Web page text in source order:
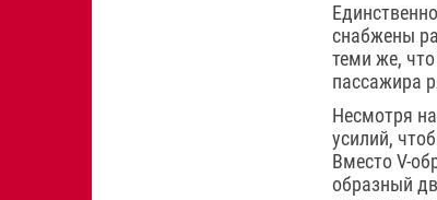
снабжены
теми же,
пассажира
Несмотря
усилий,
Вместо V-
образный